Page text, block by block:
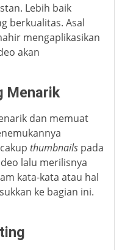
Lebih baik
berkualitas. Asal
mengaplikasikan
akan
Menarik
dan memuat
thumbnails pada
lalu merilisnya
kata-kata atau hal
ke bagian ini.